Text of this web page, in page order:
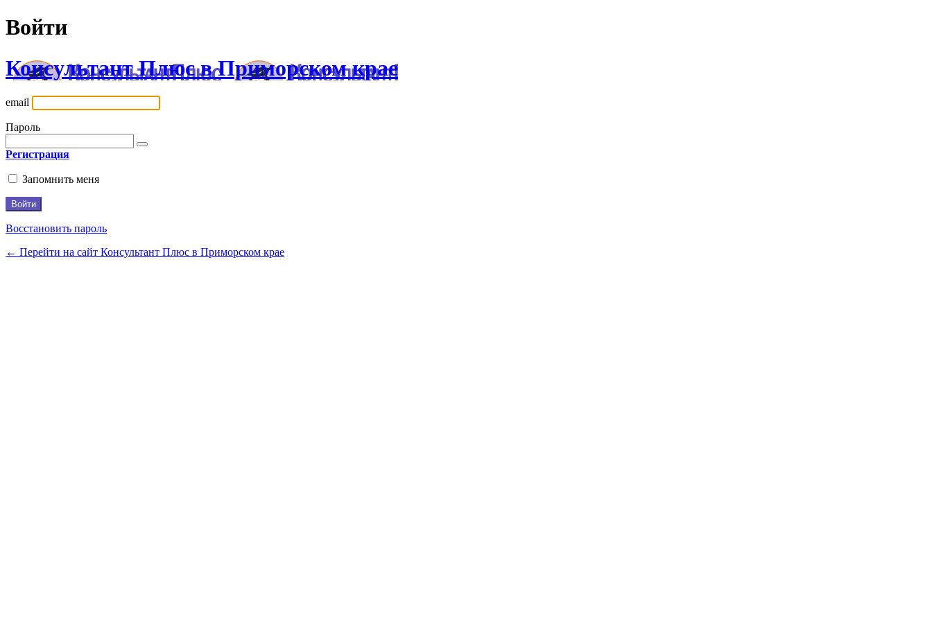
Войти
Консультант Плюс в Приморском крае
email
Пароль
Регистрация
Запомнить меня
Восстановить пароль
← Перейти на сайт Консультант Плюс в Приморском крае